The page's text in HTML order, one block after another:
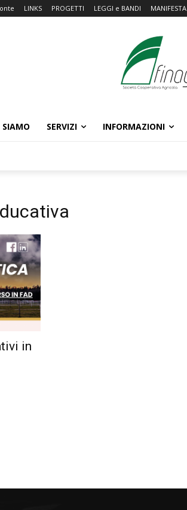
LINKS PROGETTI LEGGI e BANDI
SIAMO SERVIZI INFORMAZIONI
in